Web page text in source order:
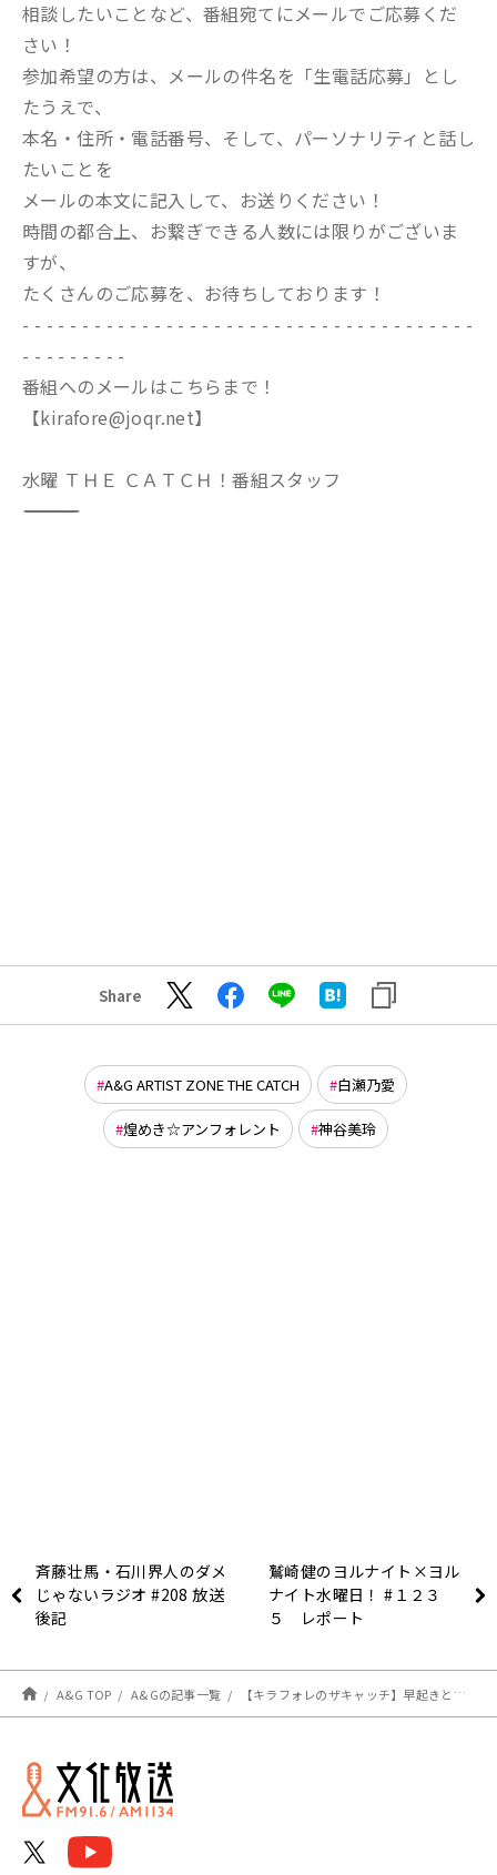
相談したいことなど、番組宛てにメールでご応募くだ
さい！
参加希望の方は、メールの件名を「生電話応募」とし
たうえで、
本名・住所・電話番号、そして、パーソナリティと話し
たいことを
メールの本文に記入して、お送りください！
時間の都合上、お繋ぎできる人数には限りがございま
すが、
たくさんのご応募を、お待ちしております！
- - - - - - - - - - - - - - - - - - - - - - - - - - - - - - - - - - - - - -
- - - - - - - - -
番組へのメールはこちらまで！
【kirafore@joqr.net】
水曜 ＴＨＥ ＣＡＴＣＨ！番組スタッフ
―――――――――――――――――――――――――――――――――――――――――
Share
A&G ARTIST ZONE THE CATCH 白瀬乃愛
煌めき☆アンフォレント 神谷美玲
斉藤壮馬・石川界人のダメ
じゃないラジオ #208 放送
後記
鷲崎健のヨルナイト×ヨル
ナイト水曜日！ #１２３
５ レポート
A&G TOP A&Gの記事一覧 【キラフォレのザキャッチ】早起きと英語の勉強がんばろう。